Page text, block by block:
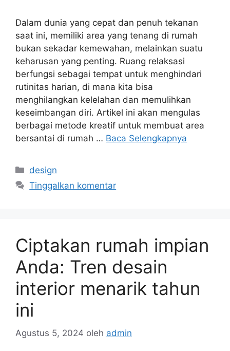
Dalam dunia yang cepat dan penuh tekanan
saat ini, memiliki area yang tenang di rumah
bukan sekadar kemewahan, melainkan suatu
keharusan yang penting. Ruang relaksasi
berfungsi sebagai tempat untuk menghindari
rutinitas harian, di mana kita bisa
menghilangkan kelelahan dan memulihkan
keseimbangan diri. Artikel ini akan mengulas
berbagai metode kreatif untuk membuat area
bersantai di rumah … Baca Selengkapnya
Kategori
design
Tinggalkan komentar
Ciptakan rumah impian
Anda: Tren desain
interior menarik tahun
ini
Agustus 5, 2024 oleh admin